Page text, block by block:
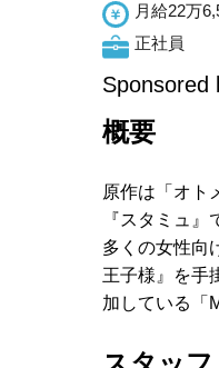
月給22万
正社員
Sponsored
概要
原作は「オト
『スタミュ
多くの女性向
王子様』を手
加している「